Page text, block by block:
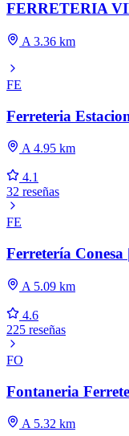
FERRETERIA
A 3.36 km
FE
Ferreteria
A 4.95 km
4.1
32 reseñas
FE
Ferretería
A 5.09 km
4.6
225 reseñas
FO
Fontaneria
A 5.32 km